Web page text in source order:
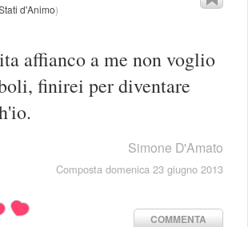
d'Animo)
affianco a me non voglio
finirei per diventare
Simone D'Amato
Composta domenica 23 giugno 2013
COMMENTA